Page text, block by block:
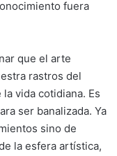
fuera
que el arte
rastros del
vida cotidiana. Es
ser banalizada. Ya
sino de
la esfera artística,